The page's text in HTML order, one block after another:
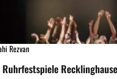
Rezvan
Ruhrfestspiele